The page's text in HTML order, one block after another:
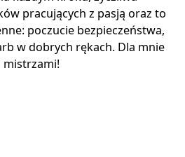
pracujących z pasją oraz to
poczucie bezpieczeństwa,
w dobrych rękach. Dla mnie
mistrzami!